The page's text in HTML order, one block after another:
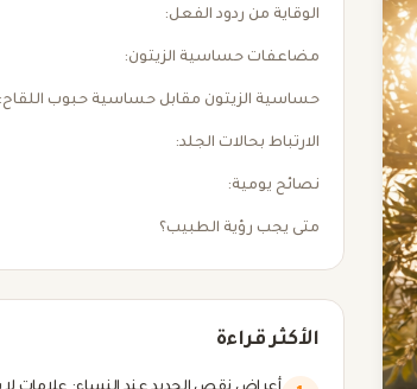
الوقاية من ردود الفعل:
مضاعفات حساسية الزيتون:
حساسية الزيتون مقابل حساسية حبوب اللقاح:
الارتباط بحالات الجلد:
نصائح يومية:
متى يجب رؤية الطبيب؟
الأكثر قراءة